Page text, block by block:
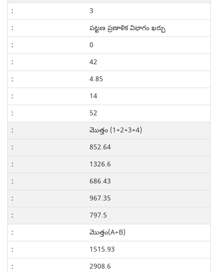
3
పట్టణ ప్రణాళిక విభాగం ఖర్చు
0
42
4.85
14
52
మొత్తం (1+2+3+4)
852.64
1326.6
686.43
967.35
797.5
మొత్తం(A+B)
1515.93
2908.6